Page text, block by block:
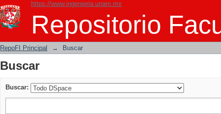
https://www.ingenieria.unam.mx
Repositorio
Buscar
RepoFI Principal → Buscar
Buscar
Buscar: